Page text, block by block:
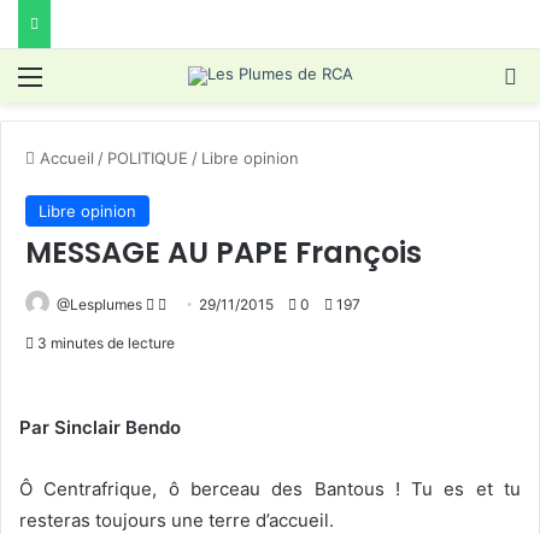
Menu
Accueil / POLITIQUE / Libre opinion
Libre opinion
MESSAGE AU PAPE François
@Lesplumes
Follow
Envoyer29/11/2015 0 197
3 minutes de lecture
Par Sinclair Bendo
Ô Centrafrique, ô berceau des Bantous ! Tu es et tu
resteras toujours une terre d’accueil.